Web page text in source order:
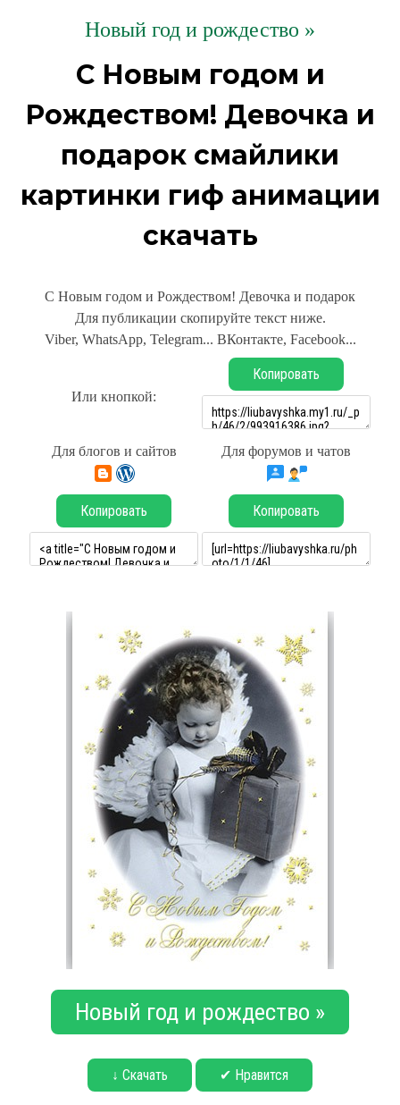
Новый год и рождество »
С Новым годом и
Рождеством! Девочка и
подарок смайлики
картинки гиф анимации
скачать
С Новым годом и Рождеством! Девочка и подарок
Для публикации скопируйте текст ниже.
Viber, WhatsApp, Telegram... ВКонтакте, Facebook...
Или кнопкой:
Копировать
Для блогов и сайтов Для форумов и чатов
Копировать Копировать
Новый год и рождество »
↓ Скачать ✔ Нравится